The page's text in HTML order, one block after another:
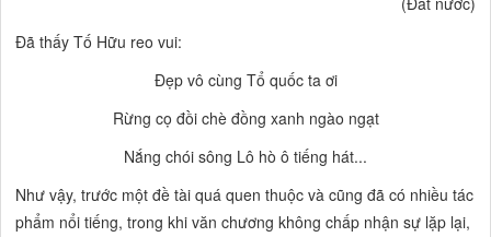
Đã thấy Tố Hữu reo vui:
Đẹp vô cùng Tổ quốc ta ơi
Rừng cọ đồi chè đồng xanh ngào ngạt
Nắng chói sông Lô hò ô tiếng hát...
Như vậy, trước một đề tài quá quen thuộc và cũng đã có nhiều tác
phẩm nổi tiếng, trong khi văn chương không chấp nhận sự lặp lại,